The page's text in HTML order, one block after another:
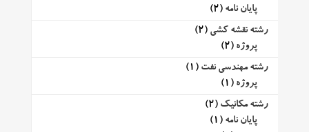
پایان نامه (2)
رشته نقشه کشی (2)
پروژه (2)
رشته مهندسی نفت (1)
پروژه (1)
رشته مکانیک (2)
پایان نامه (1)